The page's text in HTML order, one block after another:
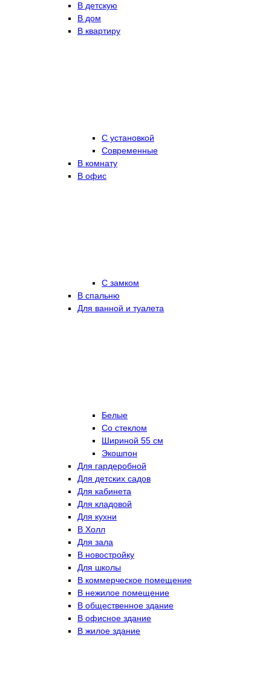
В детскую
В дом
В квартиру
С установкой
Современные
В комнату
В офис
С замком
В спальню
Для ванной и туалета
Белые
Со стеклом
Шириной 55 см
Экошпон
Для гардеробной
Для детских садов
Для кабинета
Для кладовой
Для кухни
В Холл
Для зала
В новостройку
Для школы
В коммерческое помещение
В нежилое помещение
В общественное здание
В офисное здание
В жилое здание